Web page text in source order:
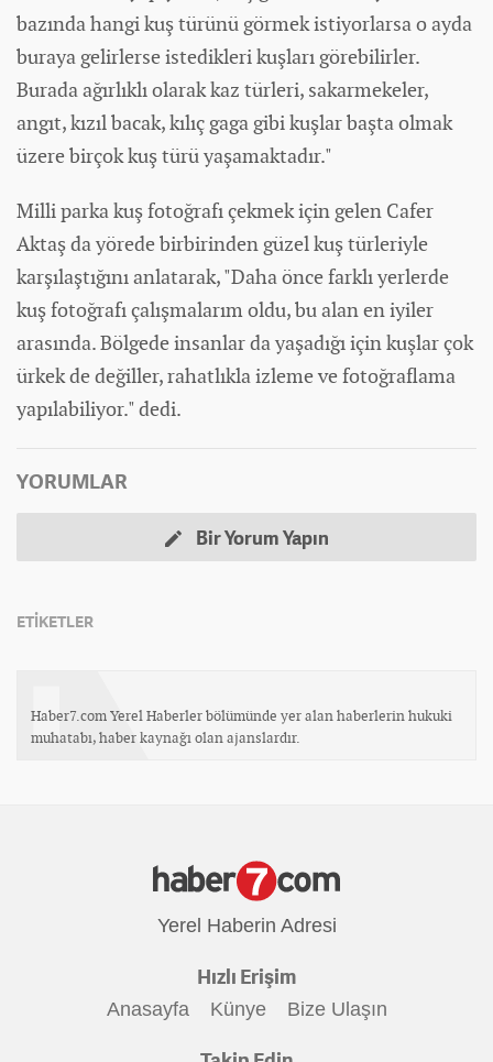
bazında hangi kuş türünü görmek istiyorlarsa o ayda
buraya gelirlerse istedikleri kuşları görebilirler.
Burada ağırlıklı olarak kaz türleri, sakarmekeler,
angıt, kızıl bacak, kılıç gaga gibi kuşlar başta olmak
üzere birçok kuş türü yaşamaktadır."
Milli parka kuş fotoğrafı çekmek için gelen Cafer
Aktaş da yörede birbirinden güzel kuş türleriyle
karşılaştığını anlatarak, "Daha önce farklı yerlerde
kuş fotoğrafı çalışmalarım oldu, bu alan en iyiler
arasında. Bölgede insanlar da yaşadığı için kuşlar çok
ürkek de değiller, rahatlıkla izleme ve fotoğraflama
yapılabiliyor." dedi.
YORUMLAR
Bir Yorum Yapın
ETİKETLER
Haber7.com Yerel Haberler bölümünde yer alan haberlerin hukuki
muhatabı, haber kaynağı olan ajanslardır.
Yerel Haberin Adresi
Hızlı Erişim
Anasayfa Künye Bize Ulaşın